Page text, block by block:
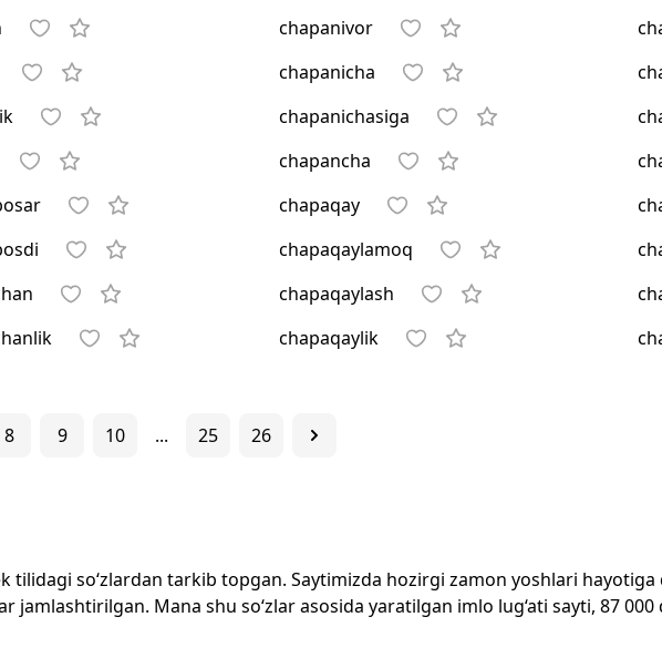
chapanivor
chapanicha
chapanichasiga
chapancha
chapaqay
chapaqaylamoq
chapaqaylash
chapaqaylik
8 9 10 ... 25 26
tilidagi so‘zlardan tarkib topgan. Saytimizda hozirgi zamon yoshlari hayotiga
jamlashtirilgan. Mana shu so‘zlar asosida yaratilgan imlo lug‘ati sayti, 87 000